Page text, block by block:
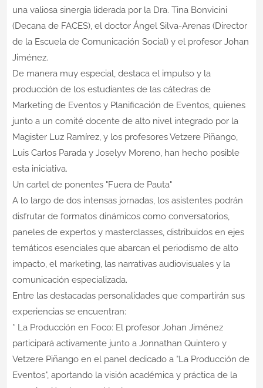
una valiosa sinergia liderada por la Dra. Tina Bonvicini
(Decana de FACES), el doctor Ángel Silva-Arenas (Director
de la Escuela de Comunicación Social) y el profesor Johan
Jiménez.
De manera muy especial, destaca el impulso y la
producción de los estudiantes de las cátedras de
Marketing de Eventos y Planificación de Eventos, quienes
junto a un comité docente de alto nivel integrado por la
Magister Luz Ramírez, y los profesores Vetzere Piñango,
Luis Carlos Parada y Joselyv Moreno, han hecho posible
esta iniciativa.
Un cartel de ponentes "Fuera de Pauta"
A lo largo de dos intensas jornadas, los asistentes podrán
disfrutar de formatos dinámicos como conversatorios,
paneles de expertos y masterclasses, distribuidos en ejes
temáticos esenciales que abarcan el periodismo de alto
impacto, el marketing, las narrativas audiovisuales y la
comunicación especializada.
Entre las destacadas personalidades que compartirán sus
experiencias se encuentran:
* La Producción en Foco: El profesor Johan Jiménez
participará activamente junto a Jonnathan Quintero y
Vetzere Piñango en el panel dedicado a "La Producción de
Eventos", aportando la visión académica y práctica de la